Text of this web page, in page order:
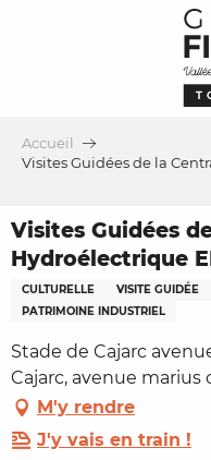
Accueil
Visites Guidées de la
Visites Guidées
Hydroélectrique
CULTURELLE VISITE GUIDÉE
PATRIMOINE INDUSTRIEL
Stade de Cajarc
Cajarc, avenue marius
M'y rendre
J'y vais en train !